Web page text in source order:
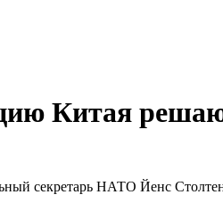
Китая
секретарь НАТО Йенс